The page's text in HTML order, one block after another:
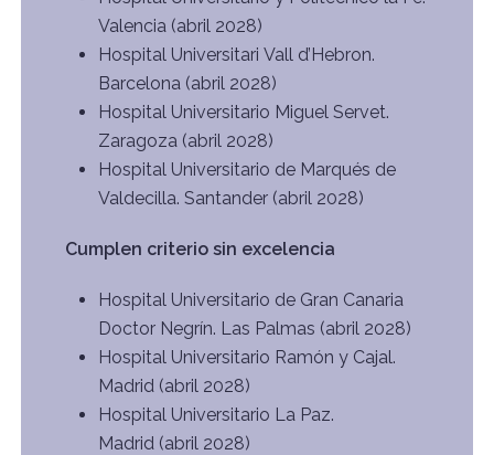
Valencia (abril 2028)
Hospital Universitari Vall d’Hebron.
Barcelona (abril 2028)
Hospital Universitario Miguel Servet.
Zaragoza (abril 2028)
Hospital Universitario de Marqués de
Valdecilla. Santander (abril 2028)
Cumplen criterio sin excelencia
Hospital Universitario de Gran Canaria
Doctor Negrín. Las Palmas (abril 2028)
Hospital Universitario Ramón y Cajal.
Madrid (abril 2028)
Hospital Universitario La Paz.
Madrid (abril 2028)